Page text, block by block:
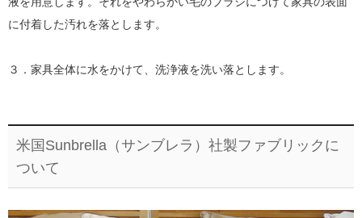
に付着した汚れを落とします。
３．家具全体に水をかけて、洗浄液を洗い落とします。
米国Sunbrella（サンブレラ）社製ファブリックに
ついて